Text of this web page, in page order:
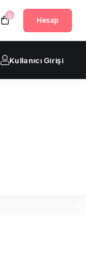
0
Hesap
Kullanıcı Girişi